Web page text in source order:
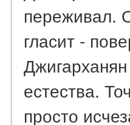
переживал.
гласит -
естества.
просто